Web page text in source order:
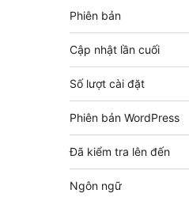
Meta
Phiên bản
Cập nhật lần cuối
Số lượt cài đặt
Phiên bản WordPress
Đã kiểm tra lên đến
Ngôn ngữ